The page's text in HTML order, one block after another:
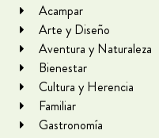
Acampar
Arte y Diseño
Aventura y Naturaleza
Bienestar
Cultura y Herencia
Familiar
Gastronomía